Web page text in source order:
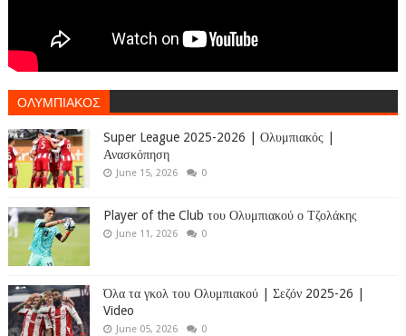
ΟΛΥΜΠΙΑΚΟΣ
Super League 2025-2026 | Ολυμπιακός |
Ανασκόπηση
June 15, 2026 0
Player of the Club του Ολυμπιακού ο Τζολάκης
June 11, 2026 0
Όλα τα γκολ του Ολυμπιακού | Σεζόν 2025-26 |
Video
June 05, 2026 0